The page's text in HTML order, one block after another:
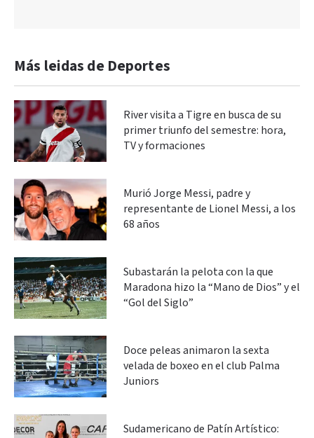
Más leidas de Deportes
River visita a Tigre en busca de su
primer triunfo del semestre: hora,
TV y formaciones
Murió Jorge Messi, padre y
representante de Lionel Messi, a los
68 años
Subastarán la pelota con la que
Maradona hizo la “Mano de Dios” y el
“Gol del Siglo”
Doce peleas animaron la sexta
velada de boxeo en el club Palma
Juniors
Sudamericano de Patín Artístico: